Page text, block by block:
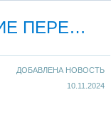
БОЛЬШИЕ ПЕРЕМЕНЫ ПРОДОЛЖАЮТСЯ
ДОБАВЛЕНА НОВОСТЬ
10.11.2024